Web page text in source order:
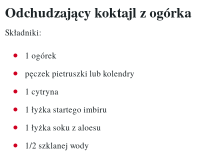
Odchudzający koktajl z ogórka
Składniki:
1 ogórek
pęczek pietruszki lub kolendry
1 cytryna
1 łyżka startego imbiru
1 łyżka soku z aloesu
1/2 szklanej wody